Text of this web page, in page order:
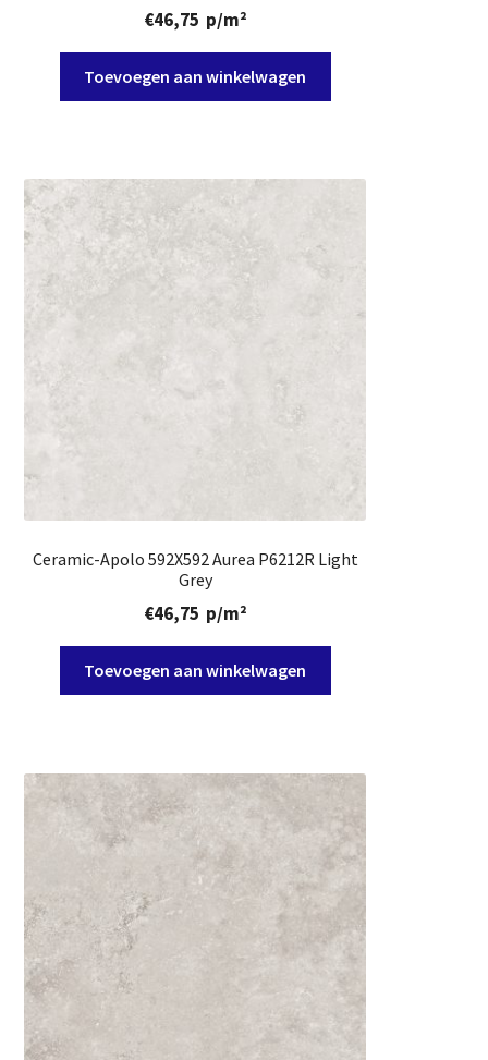
€46,75 p/m²
Toevoegen aan winkelwagen
Ceramic-Apolo 592X592 Aurea P6212R Light
Grey
€46,75 p/m²
Toevoegen aan winkelwagen